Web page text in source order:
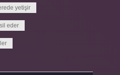
yetişir
eder